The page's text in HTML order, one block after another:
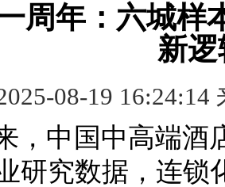
周年：六城样
新逻
08-19 16:24:14
，中国中高端酒
研究数据，连锁